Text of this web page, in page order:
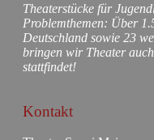
Theaterstücke für
Problemthemen: Über
Deutschland sowie 23
bringen wir Theater
stattfindet!
Kontakt